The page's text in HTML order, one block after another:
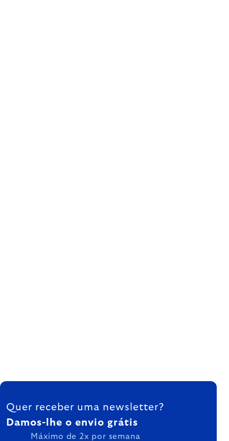
FOOTER
Quer receber uma newsletter?
Damos-lhe o envio grátis
Máximo de 2x por semana